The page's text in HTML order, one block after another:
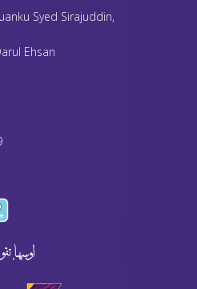
Syed Sirajuddin,
Ehsan